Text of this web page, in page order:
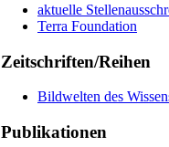
aktuelle
Terra Foundation
Zeitschriften/Reihen
Bildwelten des
Publikationen